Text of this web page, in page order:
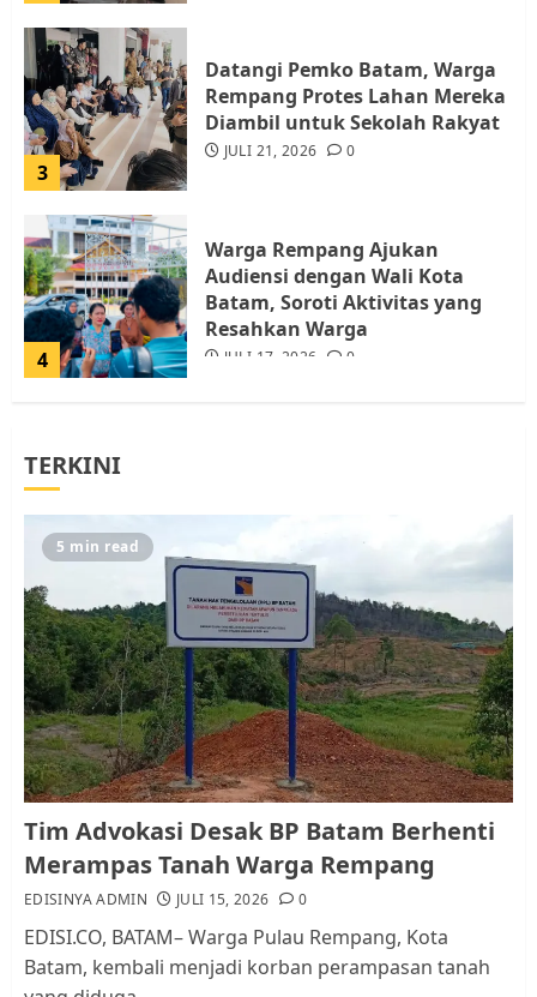
3
Datangi Pemko Batam, Warga
Rempang Protes Lahan Mereka
Diambil untuk Sekolah Rakyat
JULI 21, 2026 0
4
Warga Rempang Ajukan
Audiensi dengan Wali Kota
Batam, Soroti Aktivitas yang
Resahkan Warga
JULI 17, 2026 0
5
1
Pemko Batam Tegaskan RT dan
RW bukan Petugas Pendataan
dan Pemungutan Pajak
AGUSTUS 1, 2026 0
Kader Pajak jadi Penghubung
Pemerintah dan Masyarakat di
Lingkungan RT/RW
AGUSTUS 1, 2026
TERKINI
5 min read
Tim Advokasi Desak BP Batam Berhenti
Merampas Tanah Warga Rempang
EDISINYA ADMIN JULI 15, 2026 0
EDISI.CO, BATAM– Warga Pulau Rempang, Kota
Batam, kembali menjadi korban perampasan tanah